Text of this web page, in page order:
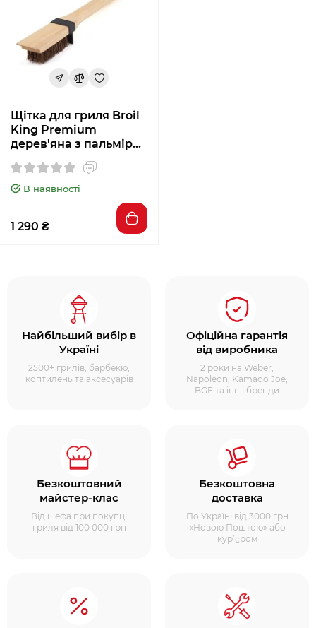
Щітка для гриля Broil
King Premium
дерев'яна з пальміри
В наявності
1 290 ₴
Найбільший вибір в
Україні
2500+ грилів, барбекю,
коптилень та аксесуарів
Офіційна гарантія
від виробника
2 роки на Weber,
Napoleon, Kamado Joe,
BGE та інші бренди
Безкоштовний
майстер-клас
Від шефа при покупці
гриля від 100 000 грн
Безкоштовна
доставка
По Україні від 3000 грн
«Новою Поштою» або
кур’єром